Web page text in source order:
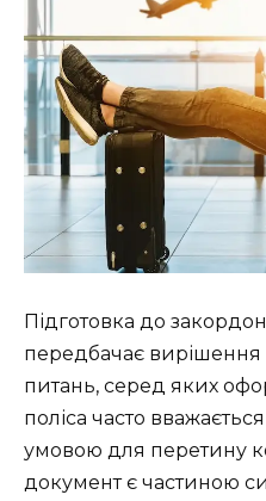
Підготовка до
передбачає вирішення
питань, серед яких
поліса часто
умовою для перетину
документ є частиною